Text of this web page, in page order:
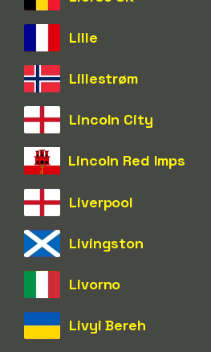
Lille
Lillestrøm
Lincoln City
Lincoln Red Imps
Liverpool
Livingston
Livorno
Livyi Bereh